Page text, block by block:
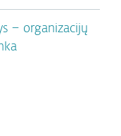
– organizacijų